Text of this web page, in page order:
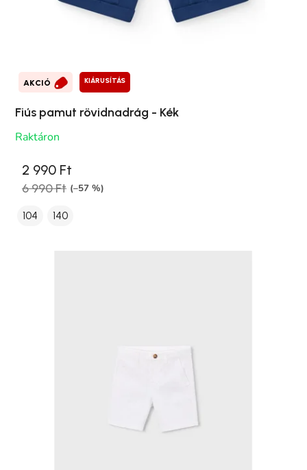
AKCIÓ KIÁRUSÍTÁS
Fiús pamut rövidnadrág - Kék
Raktáron
2 990 Ft
6 990 Ft (–57 %)
104 140